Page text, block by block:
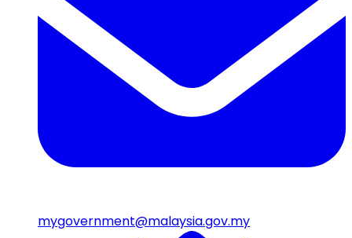
mygovernment@malaysia.gov.my